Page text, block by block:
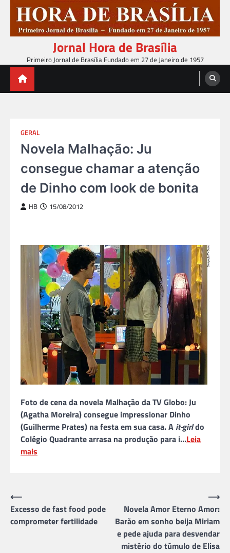
content
Jornal Hora de Brasília
Primeiro Jornal de Brasília Fundado em 27 de Janeiro de 1957
GERAL
Novela Malhação: Ju
consegue chamar a atenção
de Dinho com look de bonita
HB 15/08/2012
Foto de cena da novela Malhação da TV Globo: Ju
(Agatha Moreira) consegue impressionar Dinho
(Guilherme Prates) na festa em sua casa. A it-girldo
Colégio Quadrante arrasa na produção para i…Leia
mais
Navegação
de
Post
⟵
Excesso de fast food pode
comprometer fertilidade
Novela Amor Eterno Amor:
Barão em sonho beija Miriam
e pede ajuda para desvendar
mistério do túmulo de Elisa
⟶